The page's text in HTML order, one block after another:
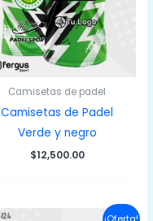
Camisetas de padel
Camisetas de Padel
Verde y negro
$12,500.00